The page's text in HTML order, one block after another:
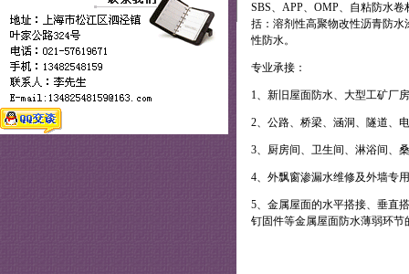
SBS、APP、OMP、自粘防水
括：溶剂性高聚物改性沥青防
性防水。
专业承接：
1、新旧屋面防水、大型工矿厂
2、公路、桥梁、涵洞、隧道、
3、厨房间、卫生间、淋浴间、
4、外飘窗渗漏水维修及外墙专
5、金属屋面的水平搭接、垂直
钉固件等金属屋面防水薄弱环